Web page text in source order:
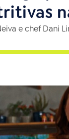
e chef Dani